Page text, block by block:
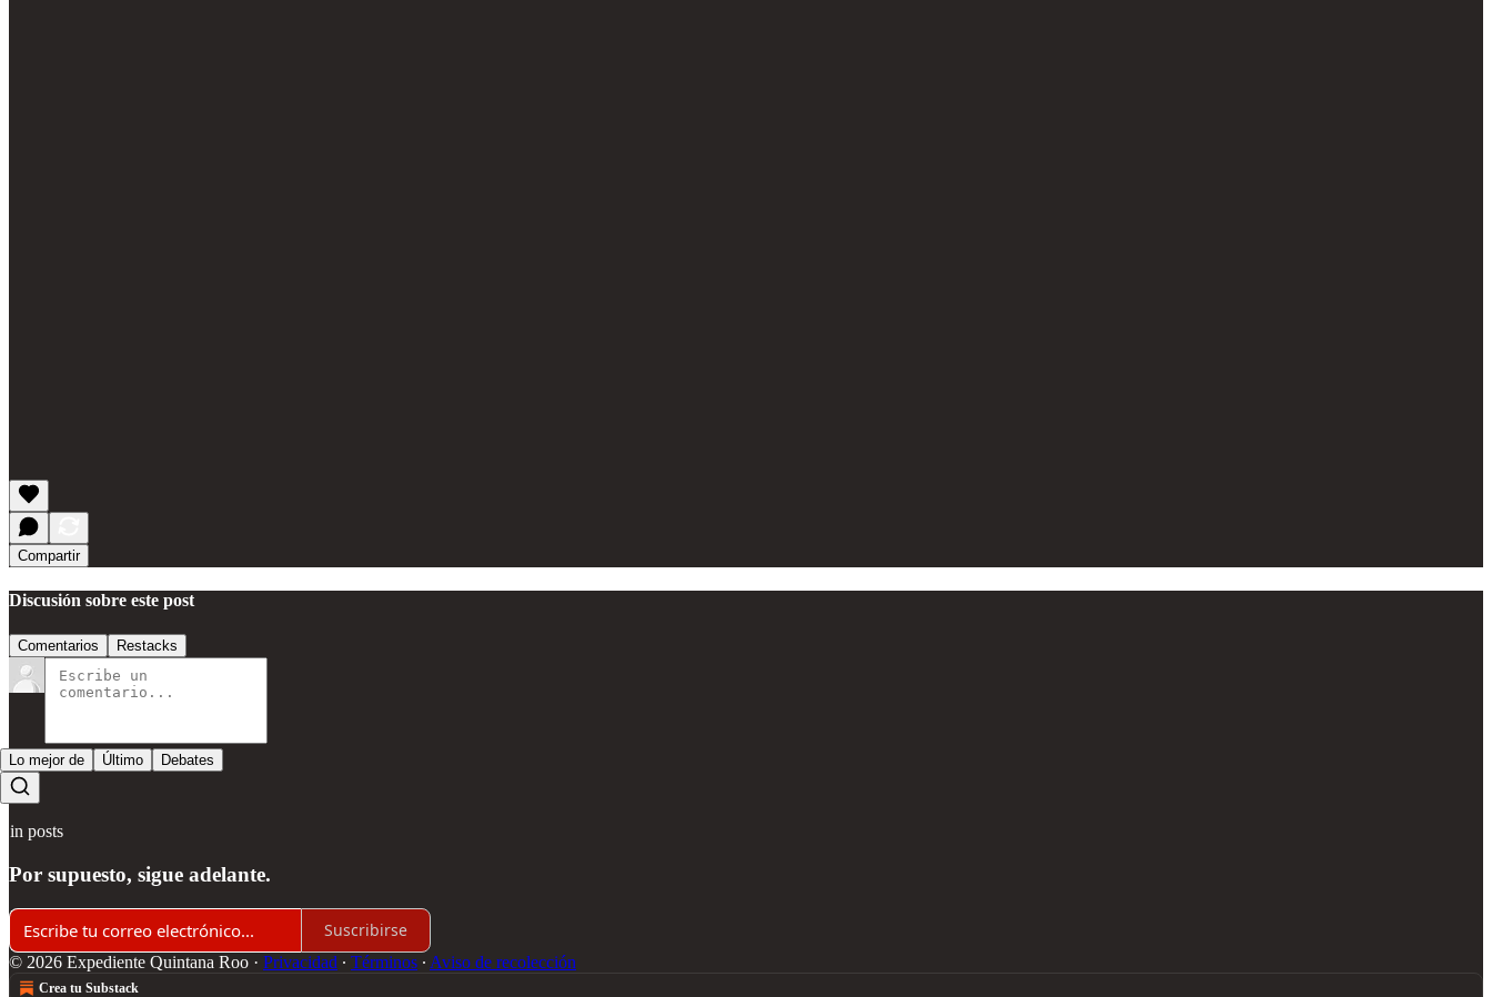
Compartir
Discusión sobre este post
Comentarios Restacks
Lo mejor de Último Debates
Sin posts
Por supuesto, sigue adelante.
Suscribirse
© 2026 Expediente Quintana Roo · Privacidad ∙ Términos ∙ Aviso de recolección
Crea tu Substack